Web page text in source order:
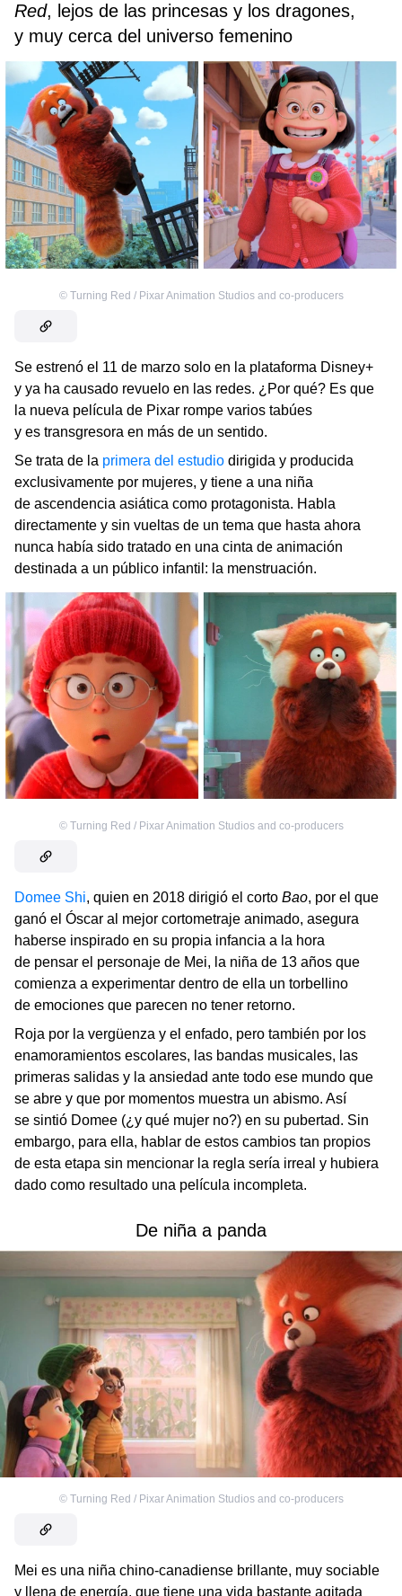
Red, lejos de las princesas y los dragones,
y muy cerca del universo femenino
© Turning Red / Pixar Animation Studios and co-producers
Se estrenó el 11 de marzo solo en la plataforma Disney+
y ya ha causado revuelo en las redes. ¿Por qué? Es que
la nueva película de Pixar rompe varios tabúes
y es transgresora en más de un sentido.
Se trata de la primera del estudio dirigida y producida
exclusivamente por mujeres, y tiene a una niña
de ascendencia asiática como protagonista. Habla
directamente y sin vueltas de un tema que hasta ahora
nunca había sido tratado en una cinta de animación
destinada a un público infantil: la menstruación.
© Turning Red / Pixar Animation Studios and co-producers
Domee Shi, quien en 2018 dirigió el corto Bao, por el que
ganó el Óscar al mejor cortometraje animado, asegura
haberse inspirado en su propia infancia a la hora
de pensar el personaje de Mei, la niña de 13 años que
comienza a experimentar dentro de ella un torbellino
de emociones que parecen no tener retorno.
Roja por la vergüenza y el enfado, pero también por los
enamoramientos escolares, las bandas musicales, las
primeras salidas y la ansiedad ante todo ese mundo que
se abre y que por momentos muestra un abismo. Así
se sintió Domee (¿y qué mujer no?) en su pubertad. Sin
embargo, para ella, hablar de estos cambios tan propios
de esta etapa sin mencionar la regla sería irreal y hubiera
dado como resultado una película incompleta.
De niña a panda
© Turning Red / Pixar Animation Studios and co-producers
Mei es una niña chino-canadiense brillante, muy sociable
y llena de energía, que tiene una vida bastante agitada